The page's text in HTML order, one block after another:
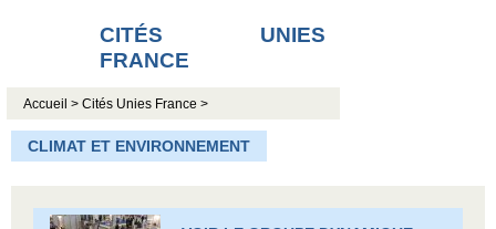
CITÉS UNIES
FRANCE
Accueil >Cités Unies France >
CLIMAT ET ENVIRONNEMENT